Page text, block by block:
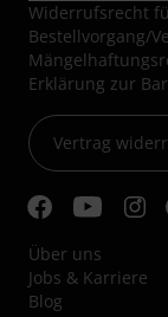
Widerrufsrecht
Bestellvorgang/
Erklärung zur
Vertrag
Über uns
Jobs & Karriere
Blog